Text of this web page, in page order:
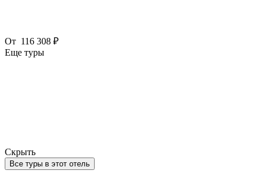
От 116 308 ₽
Еще туры
Скрыть
Все туры в этот отель